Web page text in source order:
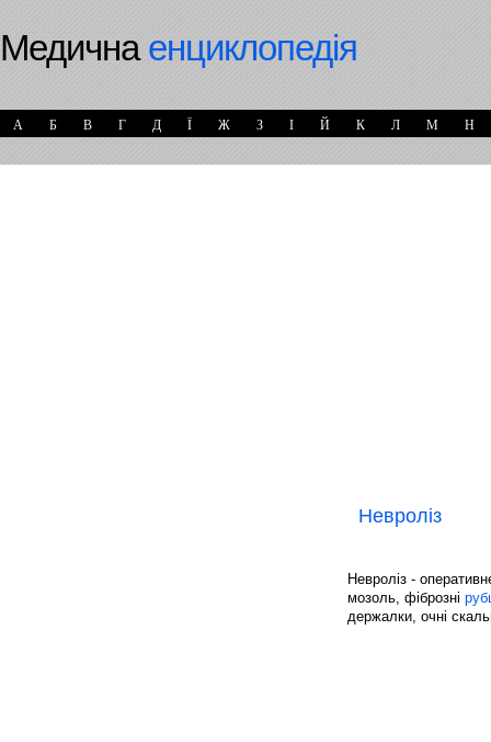
Медичнаенциклопедія
А Б В Г Д Ї Ж З І Й К Л М Н
Невроліз
Невроліз -
мозоль, фіброзні
держалки, очні